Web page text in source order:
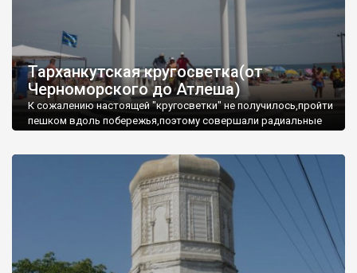
Тарханкутская кругосветка(от
Черноморского до Атлеша)
К сожалению настоящей "кругосветки" не получилось,пройти
пешком вдоль побережья,поэтому совершали радиальные